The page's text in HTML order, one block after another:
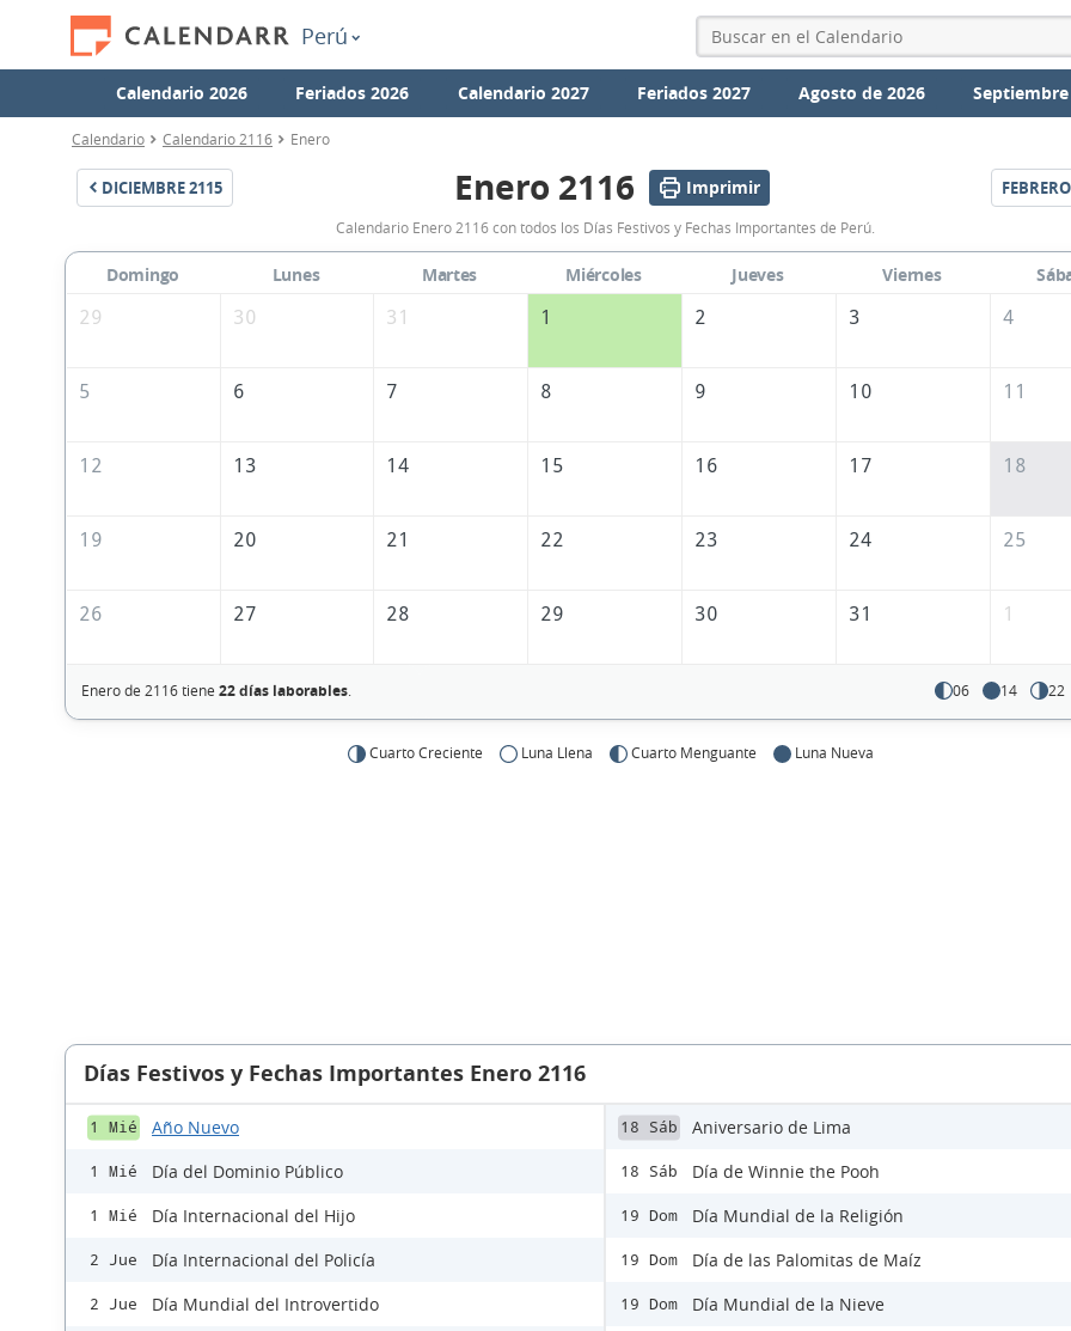
Perú
Calendario 2026 Feriados 2026 Calendario 2027 Feriados 2027 Agosto de 2026
Calendario Calendario 2116 Enero
DICIEMBRE2115
Calendario
Enero
2116
Perú
Enero 2116 Imprimir FEBRERO
Calendario Enero 2116 con todos los Días Festivos y Fechas Importantes de Perú.
Domingo Lunes Martes Miércoles Jueves Viernes
29
30 31 1 2 3 4
5 6 7 8 9 10 11
12 13 14 15 16 17 18
19 20 21 22 23 24 25
26 27 28 29 30 31 1
Enero de 2116 tiene 22 días laborables. 06 14 22
Cuarto Creciente Luna Llena Cuarto Menguante Luna Nueva
Días Festivos y Fechas Importantes Enero 2116
1 Mié Año Nuevo
1 Mié Día del Dominio Público
1 Mié Día Internacional del Hijo
2 Jue Día Internacional del Policía
2 Jue Día Mundial del Introvertido
18 Sáb Aniversario de Lima
18 Sáb Día de Winnie the Pooh
19 Dom Día Mundial de la Religión
19 Dom Día de las Palomitas de Maíz
19 Dom Día Mundial de la Nieve